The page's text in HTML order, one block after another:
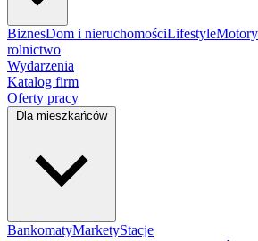
BiznesDom i nieruchomościLifestyle
rolnictwo
Wydarzenia
Katalog firm
Oferty pracy
Dla mieszkańców
BankomatyMarketyStacje